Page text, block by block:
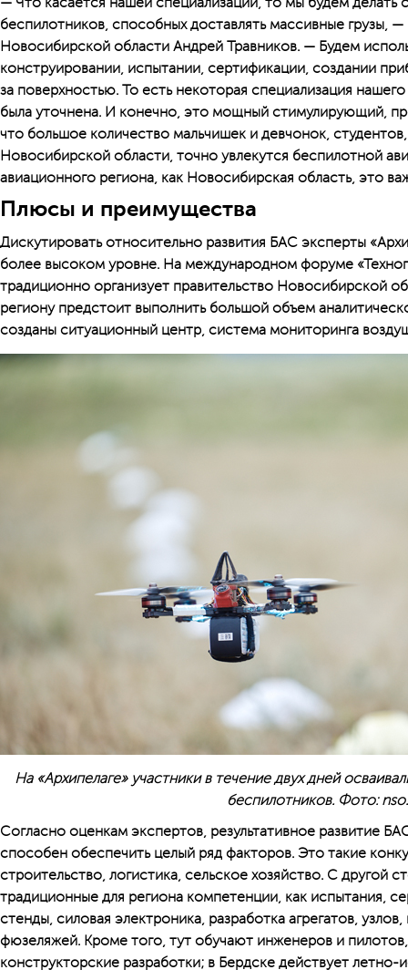
беспилотников, способных доставлять массивные грузы, —
Новосибирской области Андрей Травников. — Будем
конструировании, испытании, сертификации, создании
за поверхностью. То есть некоторая специализация
была уточнена. И конечно, это мощный стимулирующий,
что большое количество мальчишек и девчонок,
Новосибирской области, точно увлекутся беспилотной
авиационного региона, как Новосибирская область, это
Плюсы и преимущества
Дискутировать относительно развития БАС эксперты
более высоком уровне. На международном форуме
традиционно организует правительство Новосибирской
региону предстоит выполнить большой объем
созданы ситуационный центр, система мониторинга
На «Архипелаге» участники в течение двух дней
беспилотников. Фото:
Согласно оценкам экспертов, результативное развитие
способен обеспечить целый ряд факторов. Это такие
строительство, логистика, сельское хозяйство. С другой
традиционные для региона компетенции, как испытания,
стенды, силовая электроника, разработка агрегатов,
фюзеляжей. Кроме того, тут обучают инженеров и
конструкторские разработки; в Бердске действует летно-